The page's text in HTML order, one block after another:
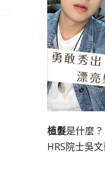
植髮是什麼？
HRS院士吳